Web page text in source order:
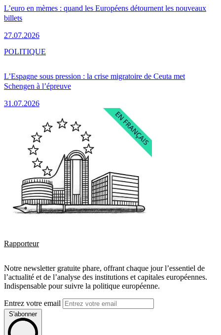
L’euro en mèmes : quand les Européens détournent les nouveaux
billets
27.07.2026
L’Espagne sous pression : la crise migratoire de Ceuta met
Schengen à l’épreuve
31.07.2026
POLITIQUE
Rapporteur
Notre newsletter gratuite phare, offrant chaque jour l’essentiel de
l’actualité et de l’analyse des institutions et capitales européennes.
Indispensable pour suivre la politique européenne.
Entrez votre email
S'abonner